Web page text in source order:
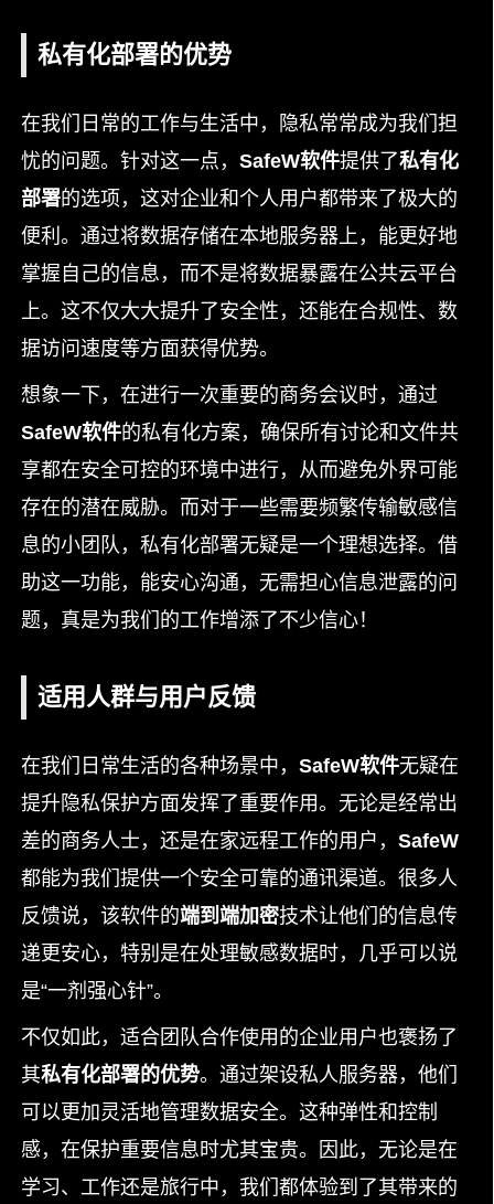
私有化部署的优势
在我们日常的工作与生活中，隐私常常成为我们担
忧的问题。针对这一点， SafeW软件提供了私有化
部署的选项，这对企业和个人用户都带来了极大的
便利。通过将数据存储在本地服务器上，能更好地
掌握自己的信息，而不是将数据暴露在公共云平台
上。这不仅大大提升了安全性，还能在合规性、数
据访问速度等方面获得优势。
想象一下，在进行一次重要的商务会议时，通过
SafeW软件的私有化方案，确保所有讨论和文件共
享都在安全可控的环境中进行，从而避免外界可能
存在的潜在威胁。而对于一些需要频繁传输敏感信
息的小团队，私有化部署无疑是一个理想选择。借
助这一功能，能安心沟通，无需担心信息泄露的问
题，真是为我们的工作增添了不少信心！
适用人群与用户反馈
在我们日常生活的各种场景中， SafeW软件无疑在
提升隐私保护方面发挥了重要作用。无论是经常出
差的商务人士，还是在家远程工作的用户， SafeW
都能为我们提供一个安全可靠的通讯渠道。很多人
反馈说，该软件的端到端加密技术让他们的信息传
递更安心，特别是在处理敏感数据时，几乎可以说
是“一剂强心针”。
不仅如此，适合团队合作使用的企业用户也褒扬了
其私有化部署的优势。通过架设私人服务器，他们
可以更加灵活地管理数据安全。这种弹性和控制
感，在保护重要信息时尤其宝贵。因此，无论是在
学习、工作还是旅行中，我们都体验到了其带来的